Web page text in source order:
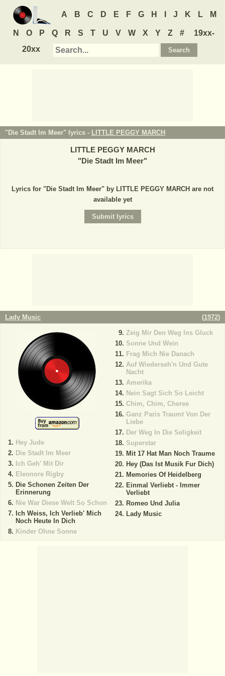
A B C D E F G H J K L M
N O P Q R S T U V W X Y Z #
19xx-
20xx
"Die Stadt Im Meer" lyrics - LITTLE PEGGY MARCH
LITTLE PEGGY MARCH
"Die Stadt Im Meer"
Lyrics for "Die Stadt Im Meer" by LITTLE PEGGY MARCH are not
available yet
Lady Music (1972)
Hey Jude
Die Stadt Im Meer
Ich Geh' Mit Dir
Eleonore Rigby
Die Schonen Zeiten Der
Erinnerung
Nie War Diese Welt So Schon
Ich Weiss, Ich Verlieb' Mich
Noch Heute In Dich
Kinder Ohne Sonne
Zeig Mir Den Weg Ins Gluck
Sonne Und Wein
Frag Mich Nie Danach
Auf Wiederseh'n Und Gute
Nacht
Amerika
Nein Sagt Sich So Leicht
Chim, Chim, Cheree
Ganz Paris Traumt Von Der
Liebe
Der Weg In Die Seligkeit
Superstar
Mit 17 Hat Man Noch Traume
Hey (Das Ist Musik Fur Dich)
Memories Of Heidelberg
Einmal Verliebt - Immer
Verliebt
Romeo Und Julia
Lady Music